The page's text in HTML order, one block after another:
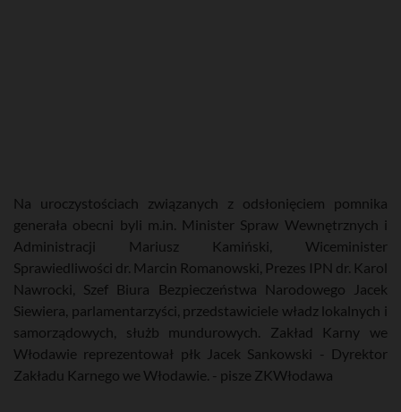
Na uroczystościach związanych z odsłonięciem pomnika
generała obecni byli m.in. Minister Spraw Wewnętrznych i
Administracji Mariusz Kamiński, Wiceminister
Sprawiedliwości dr. Marcin Romanowski, Prezes IPN dr. Karol
Nawrocki, Szef Biura Bezpieczeństwa Narodowego Jacek
Siewiera, parlamentarzyści, przedstawiciele władz lokalnych i
samorządowych, służb mundurowych. Zakład Karny we
Włodawie reprezentował płk Jacek Sankowski - Dyrektor
Zakładu Karnego we Włodawie. - pisze ZKWłodawa